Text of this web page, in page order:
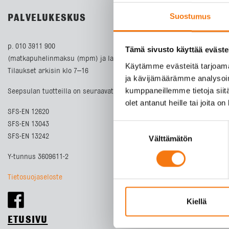
Suostumus
Tämä sivusto käyttää
Käytämme evästeitä
ja kävijämäärämme
kumppaneillemme tietoja
olet antanut heille tai joita
Välttämätön
Kiellä
PALVELUKESKUS
p. 010 3911 900
(matkapuhelinmaksu (mpm) ja lankapuhelimella
Tilaukset arkisin klo 7–16
Seepsulan tuotteilla on seuraavat laatusertifikaatit:
SFS-EN 12620
SFS-EN 13043
SFS-EN 13242
Y-tunnus 3609611-2
Tietosuojaseloste
ETUSIVU